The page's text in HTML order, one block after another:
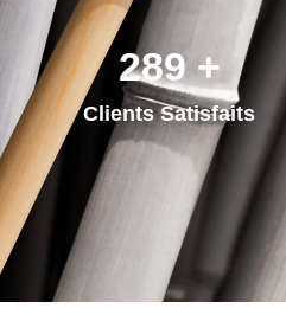
400+
Clients Satisfaits